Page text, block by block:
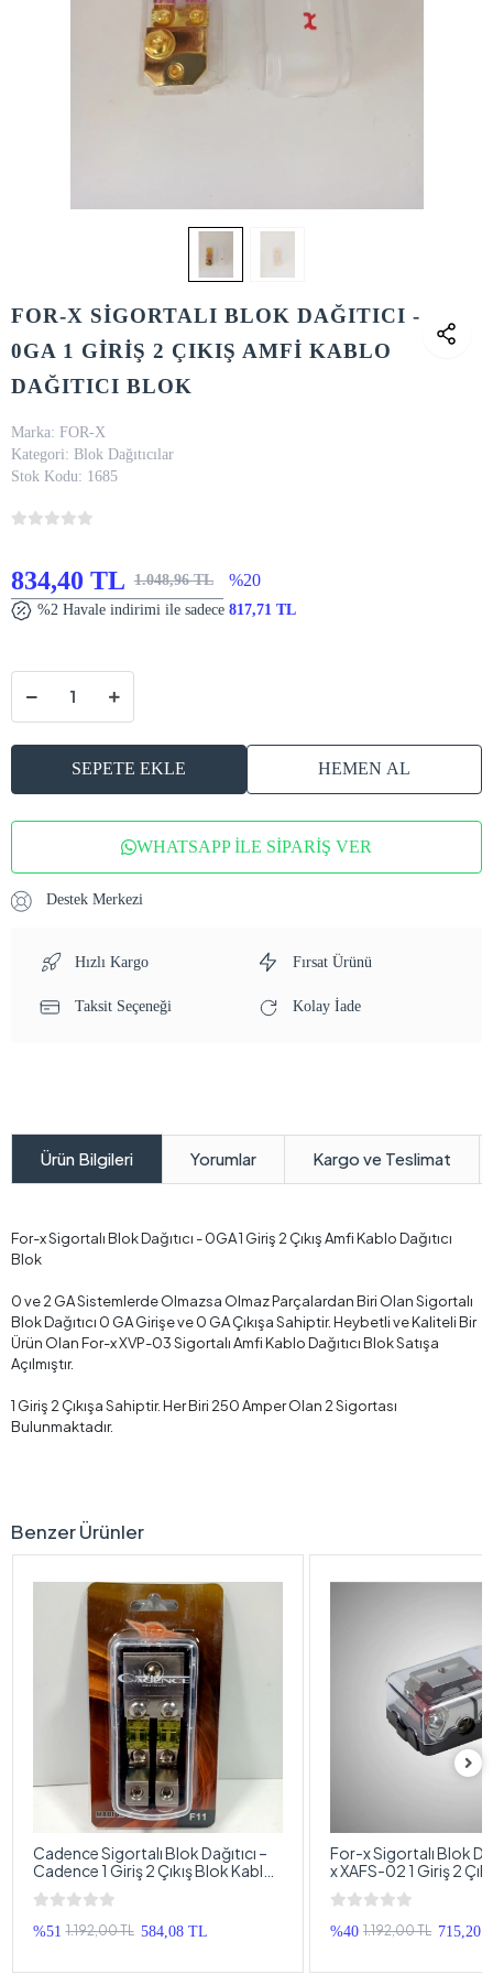
FOR-X SİGORTALI BLOK DAĞITICI -
0GA 1 GİRİŞ 2 ÇIKIŞ AMFİ KABLO
DAĞITICI BLOK
Marka: FOR-X
Kategori: Blok Dağıtıcılar
Stok Kodu: 1685
834,40 TL 1.048,96 TL %20
%2 Havale indirimi ile sadece 817,71 TL
SEPETE EKLE HEMEN AL
WHATSAPP İLE SİPARİŞ VER
Destek Merkezi
Hızlı Kargo Fırsat Ürünü
Taksit Seçeneği Kolay İade
Ürün Bilgileri Yorumlar Kargo ve Teslimat
For-x Sigortalı Blok Dağıtıcı - 0GA 1 Giriş 2 Çıkış Amfi Kablo Dağıtıcı
Blok
0 ve 2 GA Sistemlerde Olmazsa Olmaz Parçalardan Biri Olan Sigortalı
Blok Dağıtıcı 0 GA Girişe ve 0 GA Çıkışa Sahiptir. Heybetli ve Kaliteli Bir
Ürün Olan For-x XVP-03 Sigortalı Amfi Kablo Dağıtıcı Blok Satışa
Açılmıştır.
1 Giriş 2 Çıkışa Sahiptir. Her Biri 250 Amper Olan 2 Sigortası
Bulunmaktadır.
Benzer Ürünler
Cadence Sigortalı Blok Dağıtıcı –
Cadence 1 Giriş 2 Çıkış Blok Kablo
Dağıtıcı
%51 1.192,00 TL 584,08 TL
For-x Sigortalı Blok
x XAFS-02 1 Giriş 2
Kablo Dağıtıcı
%40 1.192,00 TL 715,20